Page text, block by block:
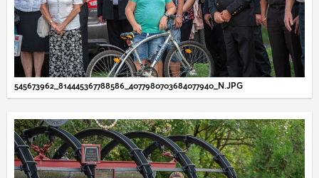
545673962_814445367788586_4077980703684077940_N.JPG